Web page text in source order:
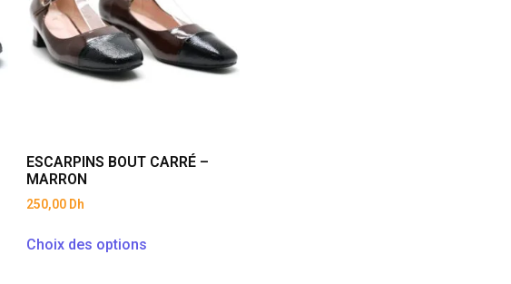
ESCARPINS BOUT CARRÉ –
MARRON
250,00 Dh
Choix des options